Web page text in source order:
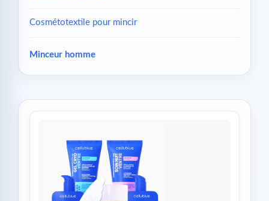
Cosmétotextile pour mincir
Minceur homme